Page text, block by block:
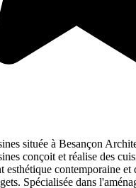
située à Besançon
conçoit et réalise des
esthétique contemporaine et
Spécialisée dans